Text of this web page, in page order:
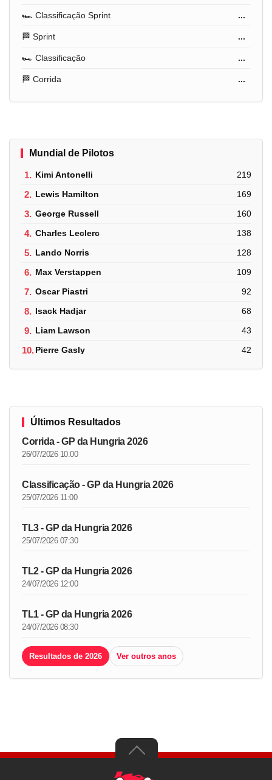
🏎️ Classificação Sprint ...
🏁 Sprint ...
🏎️ Classificação ...
🏁 Corrida ...
Mundial de Pilotos
1. Kimi Antonelli 219
2. Lewis Hamilton 169
3. George Russell 160
4. Charles Leclerc 138
5. Lando Norris 128
6. Max Verstappen 109
7. Oscar Piastri 92
8. Isack Hadjar 68
9. Liam Lawson 43
10.Pierre Gasly 42
Últimos Resultados
Corrida - GP da Hungria 2026
26/07/2026 10:00
Classificação - GP da Hungria 2026
25/07/2026 11:00
TL3 - GP da Hungria 2026
25/07/2026 07:30
TL2 - GP da Hungria 2026
24/07/2026 12:00
TL1 - GP da Hungria 2026
24/07/2026 08:30
Resultados de 2026 Ver outros anos